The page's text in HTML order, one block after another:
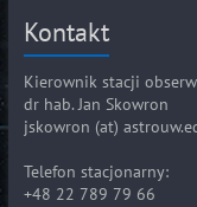
Kontakt
Kierownik stacji
dr hab. Jan Skowron
jskowron (at)
Telefon stacjonarny:
+48 22 789 79 66